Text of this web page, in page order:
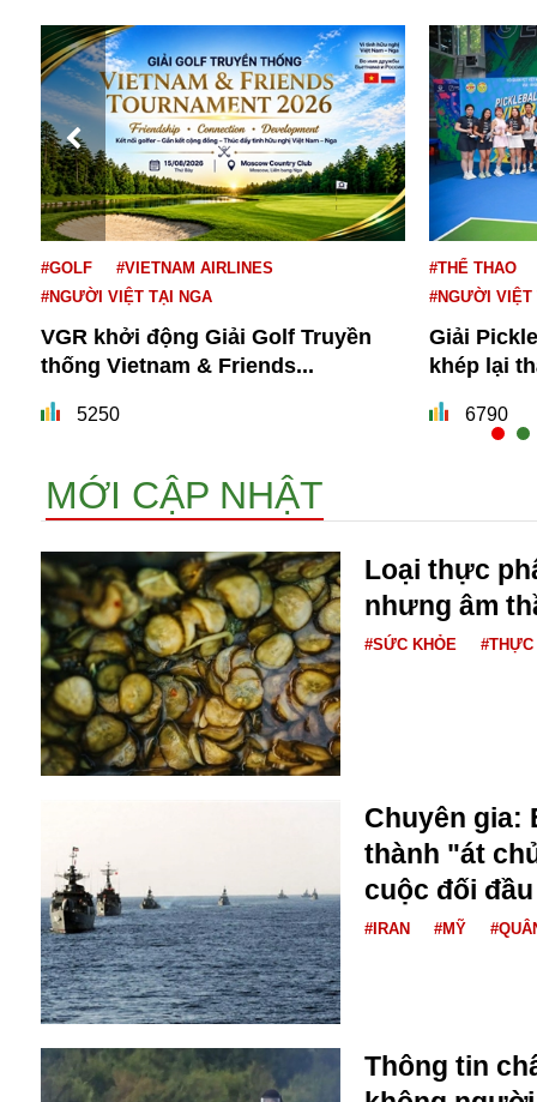
Bói toán
Bóng đá
Bí ẩn
Bitcoin
Bamboo Airways
Báo Nga có gì?
Biển Đông
Barrack Obama
Bắc Kinh
Buôn bán ở Nga
Bộ Quốc phòng
Bác Hồ
Bộ Y tế
Bản quyền
Bảo tàng
Blockchain
Bộ Ngoại giao
Bình Dương
Biển Đen
Bình Định
Bulgaria
#GOLF
#VIETNAM AIRLINES
#NGƯỜI VIỆT TẠI NGA
VGR khởi động Giải Golf Truyền
thống Vietnam & Friends...
5250
#THỂ THAO
#NGƯỜI VIỆT
Giải
khép lại
6790
MỚI CẬP NHẬT
Loại thực
nhưng âm
#SỨC KHỎE #THỰC
Chuyên gia:
thành "át
cuộc đối
#IRAN #MỸ
Thông tin